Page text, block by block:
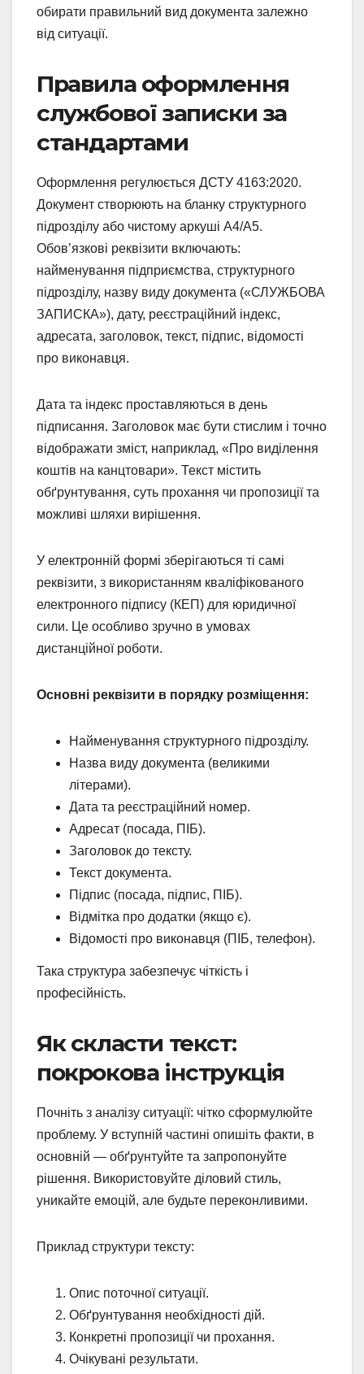
обирати правильний вид документа залежно
від ситуації.
Правила оформлення
службової записки за
стандартами
Оформлення регулюється ДСТУ 4163:2020.
Документ створюють на бланку структурного
підрозділу або чистому аркуші А4/А5.
Обов’язкові реквізити включають:
найменування підприємства, структурного
підрозділу, назву виду документа («СЛУЖБОВА
ЗАПИСКА»), дату, реєстраційний індекс,
адресата, заголовок, текст, підпис, відомості
про виконавця.
Дата та індекс проставляються в день
підписання. Заголовок має бути стислим і точно
відображати зміст, наприклад, «Про виділення
коштів на канцтовари». Текст містить
обґрунтування, суть прохання чи пропозиції та
можливі шляхи вирішення.
У електронній формі зберігаються ті самі
реквізити, з використанням кваліфікованого
електронного підпису (КЕП) для юридичної
сили. Це особливо зручно в умовах
дистанційної роботи.
Основні реквізити в порядку розміщення:
Найменування структурного підрозділу.
Назва виду документа (великими
літерами).
Дата та реєстраційний номер.
Адресат (посада, ПІБ).
Заголовок до тексту.
Текст документа.
Підпис (посада, підпис, ПІБ).
Відмітка про додатки (якщо є).
Відомості про виконавця (ПІБ, телефон).
Така структура забезпечує чіткість і
професійність.
Як скласти текст:
покрокова інструкція
Почніть з аналізу ситуації: чітко сформулюйте
проблему. У вступній частині опишіть факти, в
основній — обґрунтуйте та запропонуйте
рішення. Використовуйте діловий стиль,
уникайте емоцій, але будьте переконливими.
Приклад структури тексту:
Опис поточної ситуації.
Обґрунтування необхідності дій.
Конкретні пропозиції чи прохання.
Очікувані результати.